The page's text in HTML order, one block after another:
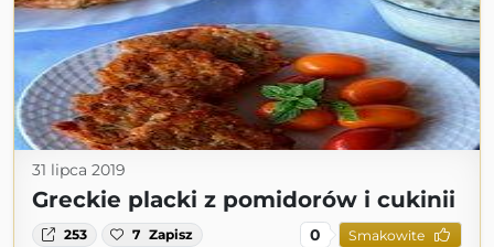
31 lipca 2019
Greckie placki z pomidorów i cukinii
253 7 Zapisz 0 Smakowite